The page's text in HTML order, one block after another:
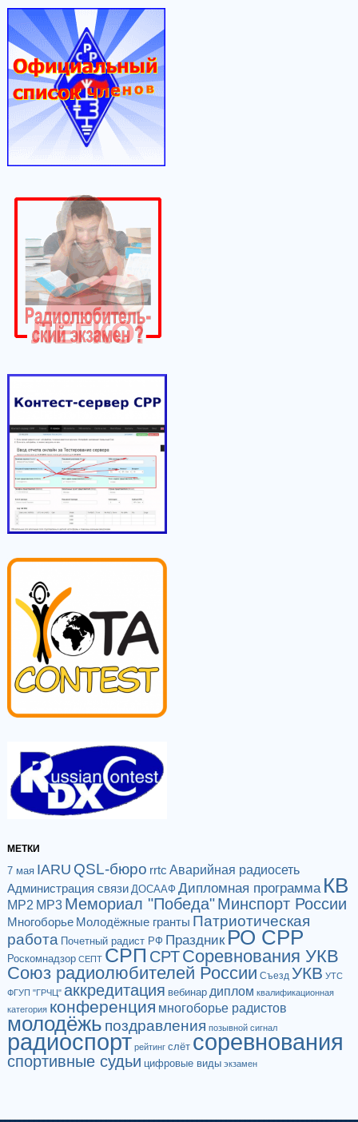
МЕТКИ
7 мая IARU QSL-бюро rrtc Аварийная радиосеть
Администрация связи ДОСААФ Дипломная программа КВ
МР2 МР3 Мемориал "Победа"Минспорт России
Многоборье Молодёжные гранты Патриотическая
работа Почетный радист РФ Праздник РО СРР
Роскомнадзор СЕПТ СРП СРТСоревнования УКВ
Союз радиолюбителей России Съезд УКВ УТС
ФГУП "ГРЧЦ" аккредитация вебинар диплом квалификационная
категория конференция многоборье радистов
молодёжь поздравления позывной сигнал
радиоспорт рейтинг слёт соревнования
спортивные судьи цифровые виды экзамен